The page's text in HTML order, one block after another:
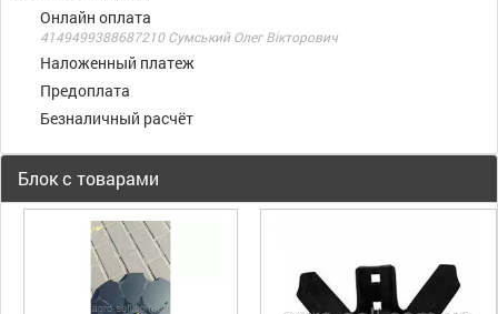
Онлайн оплата
4149499388687210 Сумський Олег Вікторович
Наложенный платеж
Предоплата
Безналичный расчёт
Блок с товарами